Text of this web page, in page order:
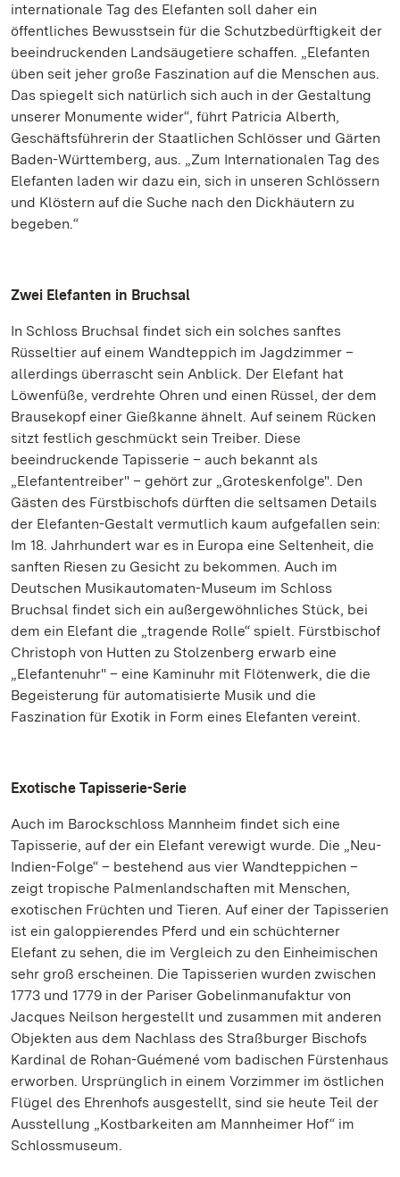
internationale Tag des Elefanten soll daher ein
öffentliches Bewusstsein für die Schutzbedürftigkeit der
beeindruckenden Landsäugetiere schaffen. „Elefanten
üben seit jeher große Faszination auf die Menschen aus.
Das spiegelt sich natürlich sich auch in der Gestaltung
unserer Monumente wider“, führt Patricia Alberth,
Geschäftsführerin der Staatlichen Schlösser und Gärten
Baden-Württemberg, aus. „Zum Internationalen Tag des
Elefanten laden wir dazu ein, sich in unseren Schlössern
und Klöstern auf die Suche nach den Dickhäutern zu
begeben.“
Zwei Elefanten in Bruchsal
In Schloss Bruchsal findet sich ein solches sanftes
Rüsseltier auf einem Wandteppich im Jagdzimmer –
allerdings überrascht sein Anblick. Der Elefant hat
Löwenfüße, verdrehte Ohren und einen Rüssel, der dem
Brausekopf einer Gießkanne ähnelt. Auf seinem Rücken
sitzt festlich geschmückt sein Treiber. Diese
beeindruckende Tapisserie – auch bekannt als
„Elefantentreiber" – gehört zur „Groteskenfolge". Den
Gästen des Fürstbischofs dürften die seltsamen Details
der Elefanten-Gestalt vermutlich kaum aufgefallen sein:
Im 18. Jahrhundert war es in Europa eine Seltenheit, die
sanften Riesen zu Gesicht zu bekommen. Auch im
Deutschen Musikautomaten-Museum im Schloss
Bruchsal findet sich ein außergewöhnliches Stück, bei
dem ein Elefant die „tragende Rolle“ spielt. Fürstbischof
Christoph von Hutten zu Stolzenberg erwarb eine
„Elefantenuhr" – eine Kaminuhr mit Flötenwerk, die die
Begeisterung für automatisierte Musik und die
Faszination für Exotik in Form eines Elefanten vereint.
Exotische Tapisserie-Serie
Auch im Barockschloss Mannheim findet sich eine
Tapisserie, auf der ein Elefant verewigt wurde. Die „Neu-
Indien-Folge“ – bestehend aus vier Wandteppichen –
zeigt tropische Palmenlandschaften mit Menschen,
exotischen Früchten und Tieren. Auf einer der Tapisserien
ist ein galoppierendes Pferd und ein schüchterner
Elefant zu sehen, die im Vergleich zu den Einheimischen
sehr groß erscheinen. Die Tapisserien wurden zwischen
1773 und 1779 in der Pariser Gobelinmanufaktur von
Jacques Neilson hergestellt und zusammen mit anderen
Objekten aus dem Nachlass des Straßburger Bischofs
Kardinal de Rohan-Guémené vom badischen Fürstenhaus
erworben. Ursprünglich in einem Vorzimmer im östlichen
Flügel des Ehrenhofs ausgestellt, sind sie heute Teil der
Ausstellung „Kostbarkeiten am Mannheimer Hof“ im
Schlossmuseum.